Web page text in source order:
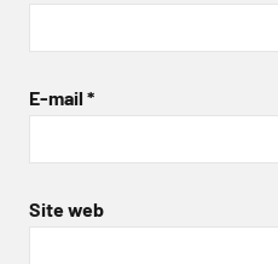
E-mail *
Site web